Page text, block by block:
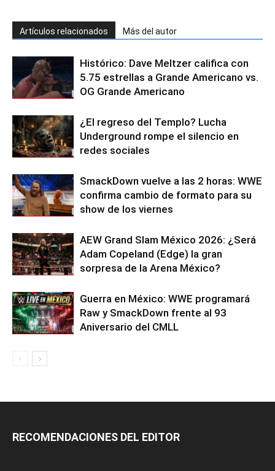
Artículos relacionados Más del autor
Histórico: Dave Meltzer califica con
5.75 estrellas a Grande Americano vs.
OG Grande Americano
¿El regreso del Templo? Lucha
Underground rompe el silencio en
redes sociales
SmackDown vuelve a las 2 horas: WWE
confirma cambio de formato para su
show de los viernes
AEW Grand Slam México 2026: ¿Será
Adam Copeland (Edge) la gran
sorpresa de la Arena México?
Guerra en México: WWE programará
Raw y SmackDown frente al 93
Aniversario del CMLL
RECOMENDACIONES DEL EDITOR